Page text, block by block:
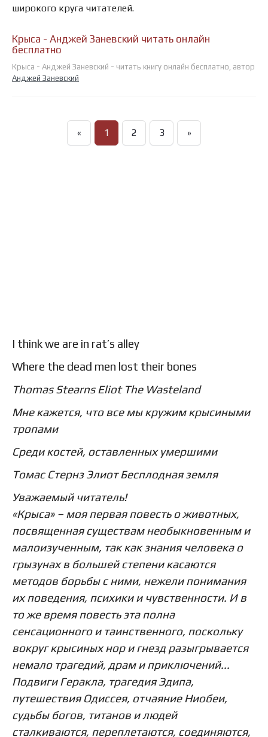
широкого круга читателей.
Крыса - Анджей Заневский читать онлайн
бесплатно
Крыса - Анджей Заневский - читать книгу онлайн бесплатно, автор
Анджей Заневский
« 1 2 3 »
I think we are in rat’s alley
Where the dead men lost their bones
Thomas Stearns Eliot The Wasteland
Мне кажется, что все мы кружим крысиными
тропами
Среди костей, оставленных умершими
Томас Стернз ЭлиотБесплодная земля
Уважаемый читатель!
«Крыса» – моя первая повесть о животных,
посвященная существам необыкновенным и
малоизученным, так как знания человека о
грызунах в большей степени касаются
методов борьбы с ними, нежели понимания
их поведения, психики и чувственности. И в
то же время повесть эта полна
сенсационного и таинственного, поскольку
вокруг крысиных нор и гнезд разыгрывается
немало трагедий, драм и приключений...
Подвиги Геракла, трагедия Эдипа,
путешествия Одиссея, отчаяние Ниобеи,
судьбы богов, титанов и людей
сталкиваются, переплетаются, соединяются,